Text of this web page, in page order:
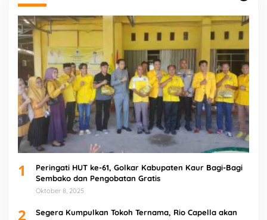
1
Peringati HUT ke-61, Golkar Kabupaten Kaur Bagi-Bagi
Sembako dan Pengobatan Gratis
Oktober 8, 2025
2
Segera Kumpulkan Tokoh Ternama, Rio Capella akan